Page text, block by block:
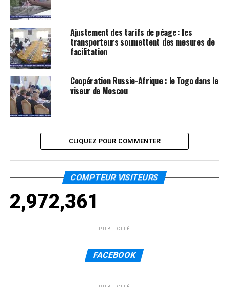
Ajustement des tarifs de péage : les
transporteurs soumettent des mesures de
facilitation
Coopération Russie-Afrique : le Togo dans le
viseur de Moscou
CLIQUEZ POUR COMMENTER
COMPTEUR VISITEURS
2,972,361
PUBLICITÉ
FACEBOOK